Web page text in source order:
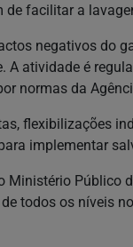
de facilitar a
negativos do
A atividade é
normas da
flexibilizações
implementar
Ministério Público
todos os níveis